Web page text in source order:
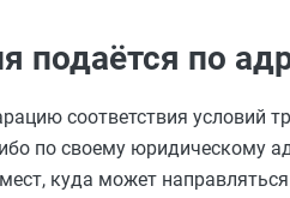
подаётся по
соответствия условий
по своему юридическому
куда может